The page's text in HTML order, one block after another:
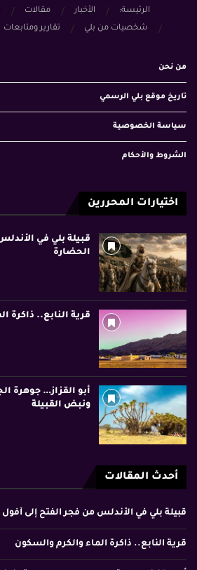
الرئيسة: الأخبار مقالات
شخصيات من بلي
تقارير ومتابعات
من نحن
تاريخ موقع بلي الرسمي
سياسة الخصوصية
الشروط والأحكام
اختيارات المحررين
قبيلة بلي في
الحضارة
قرية النابع.. ذاكرة
أبو القزاز… جوهرة
ونبض القبيلة
أحدث المقالات
قبيلة بلي في الأندلس من فجر الفتح إلى
قرية النابع.. ذاكرة الماء والكرم والسكون